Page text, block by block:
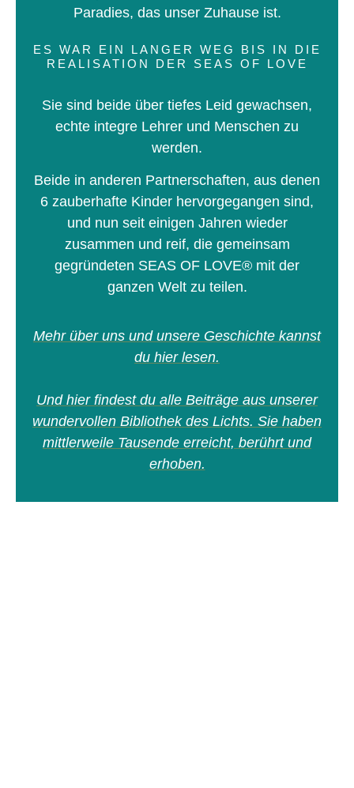
Paradies, das unser Zuhause ist.
ES WAR EIN LANGER WEG BIS IN DIE
REALISATION DER SEAS OF LOVE
Sie sind beide über tiefes Leid gewachsen,
echte integre Lehrer und Menschen zu
werden.
Beide in anderen Partnerschaften, aus denen
6 zauberhafte Kinder hervorgegangen sind,
und nun seit einigen Jahren wieder
zusammen und reif, die gemeinsam
gegründeten SEAS OF LOVE® mit der
ganzen Welt zu teilen.
Mehr über uns und unsere Geschichte kannst
du hier lesen.
Und hier findest du alle Beiträge aus unserer
wundervollen Bibliothek des Lichts. Sie haben
mittlerweile Tausende erreicht, berührt und
erhoben.